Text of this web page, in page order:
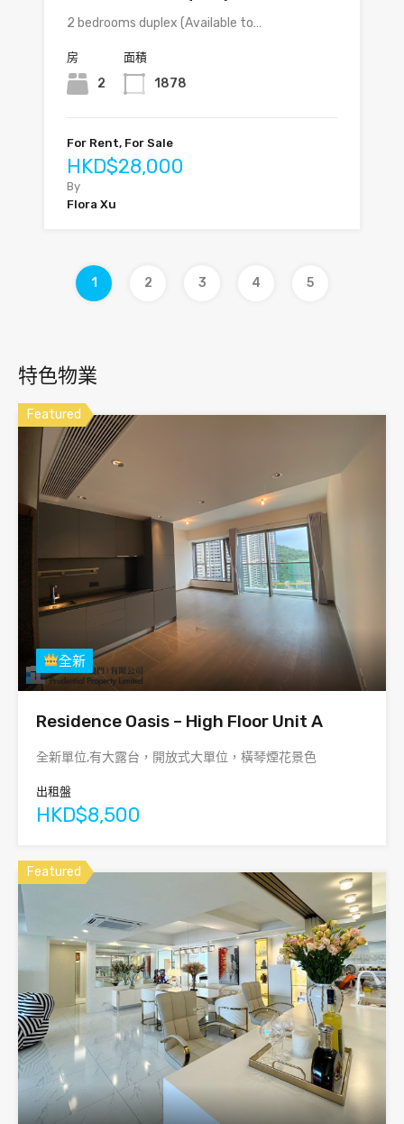
2 bedrooms duplex (Available to…
房
2
面積
1878
For Rent, For Sale
HKD$28,000
By
Flora Xu
1 2 3 4 5
特色物業
Featured
全新
Residence Oasis – High Floor Unit A
全新單位,有大露台，開放式大單位，橫琴煙花景色
出租盤
HKD$8,500
Featured